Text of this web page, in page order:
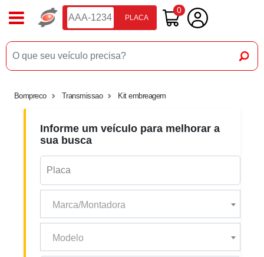
PLACA
0
Bompreco Transmissao Kit embreagem
Informe um veículo para melhorar a
sua busca
Marca/Montadora
Modelo